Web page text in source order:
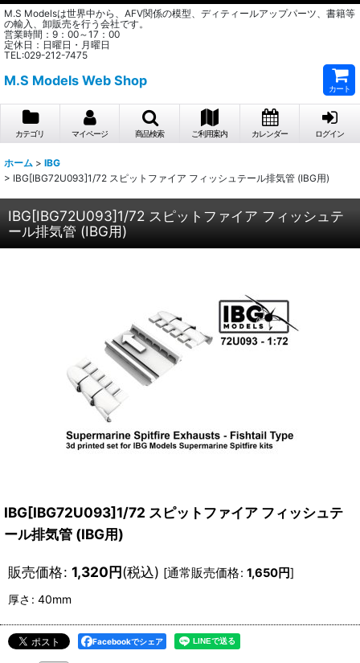
M.S Modelsは世界中から、AFV関係の模型、ディティールアップパーツ、書籍等
の輸入、卸販売を行う会社です。
営業時間：9：00～17：00
定休日：日曜日・月曜日
TEL:029-212-7475
M.S Models Web Shop
カート
カテゴリ マイページ 商品検索 ご利用案内 カレンダー ログイン
ホーム > IBG
> IBG[IBG72U093]1/72 スピットファイア フィッシュテール排気管 (IBG用)
IBG[IBG72U093]1/72 スピットファイア フィッシュテ
ール排気管 (IBG用)
IBG[IBG72U093]1/72 スピットファイア フィッシュテ
ール排気管 (IBG用)
販売価格: 1,320円(税込) [通常販売価格: 1,650円]
厚さ : 40mm
Facebookでシェア